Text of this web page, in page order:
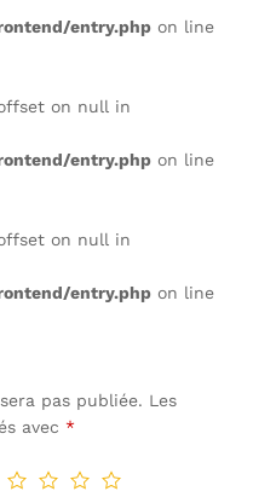
entry.php on line
on null in
entry.php on line
on null in
entry.php on line
pas publiée. Les
avec *